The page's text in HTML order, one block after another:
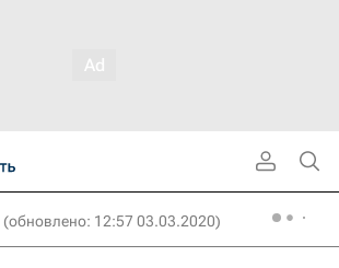
(обновлено: 12:57 03.03.2020)